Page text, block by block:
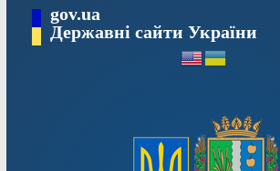
вмісту
gov.ua
Державні сайти України